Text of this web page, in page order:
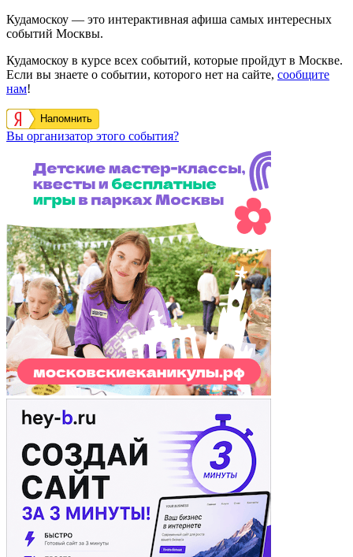
Кудамоскоу — это интерактивная афиша самых интересных
событий Москвы.
Кудамоскоу в курсе всех событий, которые пройдут в Москве.
Если вы знаете о событии, которого нет на сайте, сообщите
нам!
Напомнить
Вы организатор этого события?